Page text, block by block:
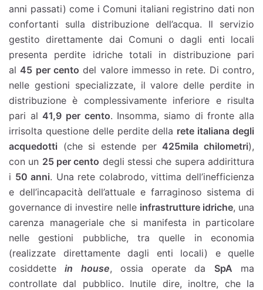
anni passati) come i Comuni italiani registrino dati non
confortanti sulla distribuzione dell’acqua. Il servizio
gestito direttamente dai Comuni o dagli enti locali
presenta perdite idriche totali in distribuzione pari
al45 per cento del valore immesso in rete. Di contro,
nelle gestioni specializzate, il valore delle perdite in
distribuzione è complessivamente inferiore e risulta
pari al41,9 per cento. Insomma, siamo di fronte alla
irrisolta questione delle perdite della rete italiana degli
acquedotti (che si estende per425mila chilometri),
con un 25 per cento degli stessi che supera addirittura
i 50 anni. Una rete colabrodo, vittima dell’inefficienza
e dell’incapacità dell’attuale e farraginoso sistema di
governance di investire nelle infrastrutture idriche, una
carenza manageriale che si manifesta in particolare
nelle gestioni pubbliche, tra quelle in economia
(realizzate direttamente dagli enti locali) e quelle
cosiddettein house, ossia operate da SpA ma
controllate dal pubblico. Inutile dire, inoltre, che la